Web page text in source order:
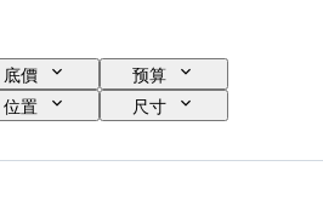
底價
预算
位置
尺寸